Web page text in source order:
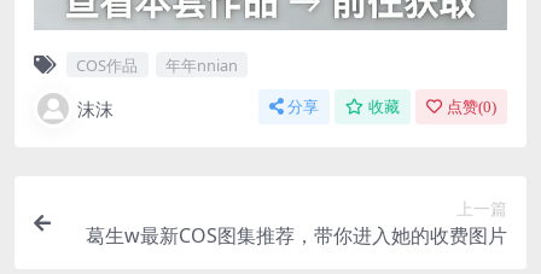
COS作品 年年nnian
沫沫 分享 收藏 点赞(0)
上一篇
葛生w最新COS图集推荐，带你进入她的收费图片